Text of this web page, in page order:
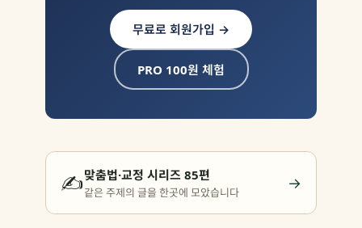
무료로 회원가입 →
PRO 100원 체험
✍️맞춤법·교정 시리즈 85편
같은 주제의 글을 한곳에 모았습니다 →